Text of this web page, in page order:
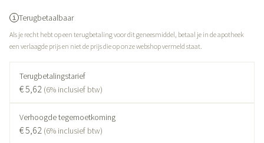
Terugbetaalbaar
Als je recht hebt op een terugbetaling voor dit geneesmiddel, betaal je in de apotheek
een verlaagde prijs en niet de prijs die op onze webshop vermeld staat.
Terugbetalingstarief
€ 5,62 (6% inclusief btw)
Verhoogde tegemoetkoming
€ 5,62 (6% inclusief btw)